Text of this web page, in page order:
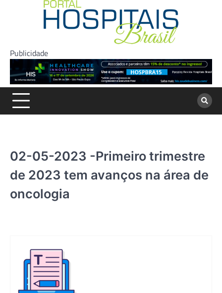
Publicidade
02-05-2023 -Primeiro trimestre
de 2023 tem avanços na área de
oncologia